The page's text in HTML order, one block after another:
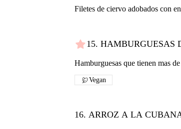
Filetes de ciervo adobados con
15. HAMBURGUESAS
Hamburguesas que tienen mas
Vegan
16. ARROZ A LA